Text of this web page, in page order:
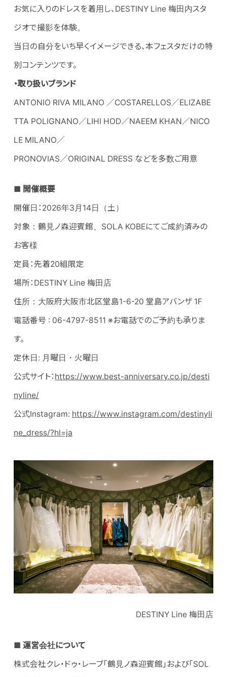
お気に入りのドレスを着用し、DESTINY Line 梅田内スタ
ジオで撮影を体験。
当日の自分をいち早くイメージできる、本フェスタだけの特
別コンテンツです。
・取り扱いブランド
ANTONIO RIVA MILANO ／COSTARELLOS／ELIZABE
TTA POLIGNANO／LIHI HOD／NAEEM KHAN／NICO
LE MILANO／
PRONOVIAS／ORIGINAL DRESS などを多数ご用意
■ 開催概要
開催日：2026年3月14日（土）
対象：鶴見ノ森迎賓館、SOLA KOBEにてご成約済みの
お客様
定員：先着20組限定
場所：DESTINY Line 梅田店
住所：大阪府大阪市北区堂島1-6-20 堂島アバンザ 1F
電話番号 : 06-4797-8511 ※お電話でのご予約も承りま
す。
定休日: 月曜日・火曜日
公式サイト： https://www.best-anniversary.co.jp/desti
nyline/
公式Instagram: https://www.instagram.com/destinyli
ne_dress/?hl=ja
DESTINY Line 梅田店
■ 運営会社について
株式会社クレ・ドゥ・レーブ「鶴見ノ森迎賓館」および「SOL